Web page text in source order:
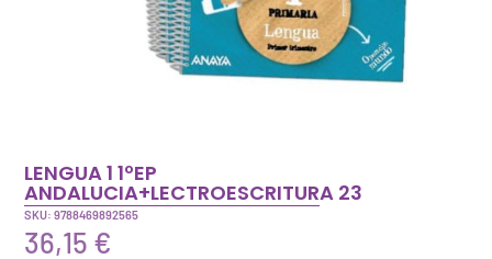
LENGUA 1 1ºEP
ANDALUCIA+LECTROESCRITURA 23
SKU: 9788469892565
36,15 €